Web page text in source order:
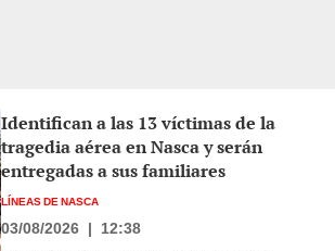
Identifican a las 13 víctimas de la
tragedia aérea en Nasca y serán
entregadas a sus familiares
LÍNEAS DE NASCA
03/08/2026 | 12:38